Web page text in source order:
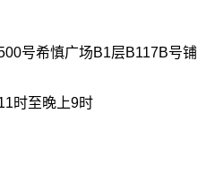
号希慎广场B1层B117B号铺
时至晚上9时